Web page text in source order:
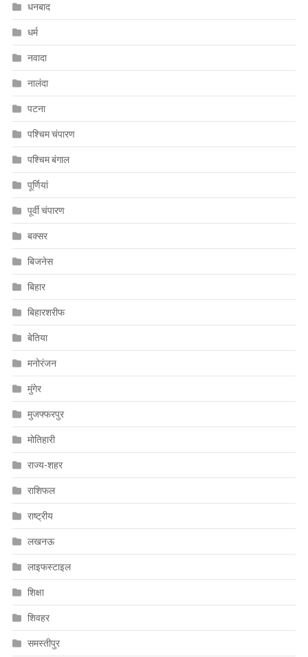
धनबाद
धर्म
नवादा
नालंदा
पटना
पश्चिम चंपारण
पश्चिम बंगाल
पूर्णियां
पूर्वी चंपारण
बक्सर
बिजनेस
बिहार
बिहारशरीफ
बेतिया
मनोरंजन
मुंगेर
मुजफ्फरपुर
मोतिहारी
राज्य-शहर
राशिफल
राष्ट्रीय
लखनऊ
लाइफस्टाइल
शिक्षा
शिवहर
समस्तीपुर